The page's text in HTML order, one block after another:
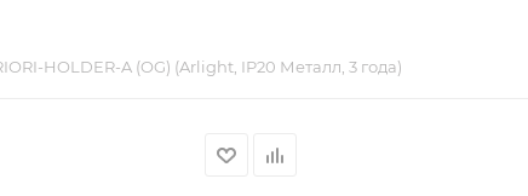
HOLDER-A (OG) (Arlight, IP20 Металл, 3 года)